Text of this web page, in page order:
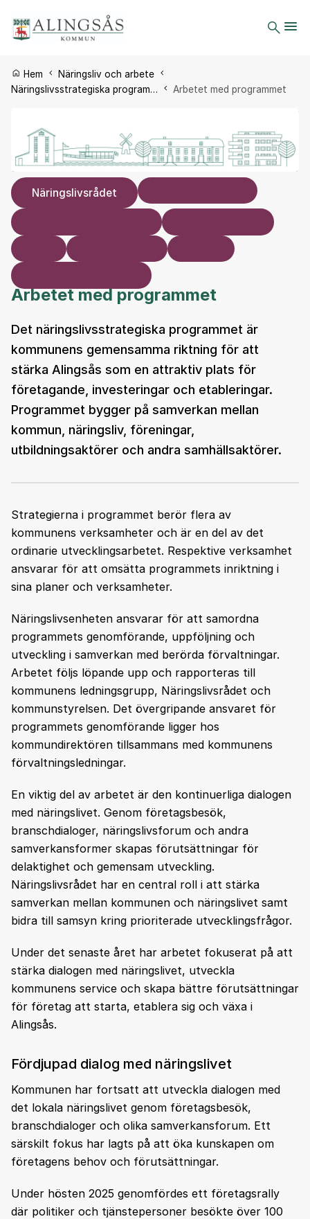
Du är här:
Hem
Näringsliv och arbete
Näringslivsstrategiska program…
Arbetet med programmet
Näringslivsrådet
Arbetet med programmet
Det näringslivsstrategiska programmet är
kommunens gemensamma riktning för att
stärka Alingsås som en attraktiv plats för
företagande, investeringar och etableringar.
Programmet bygger på samverkan mellan
kommun, näringsliv, föreningar,
utbildningsaktörer och andra samhällsaktörer.
Strategierna i programmet berör flera av
kommunens verksamheter och är en del av det
ordinarie utvecklingsarbetet. Respektive verksamhet
ansvarar för att omsätta programmets inriktning i
sina planer och verksamheter.
Näringslivsenheten ansvarar för att samordna
programmets genomförande, uppföljning och
utveckling i samverkan med berörda förvaltningar.
Arbetet följs löpande upp och rapporteras till
kommunens ledningsgrupp, Näringslivsrådet och
kommunstyrelsen. Det övergripande ansvaret för
programmets genomförande ligger hos
kommundirektören tillsammans med kommunens
förvaltningsledningar.
En viktig del av arbetet är den kontinuerliga dialogen
med näringslivet. Genom företagsbesök,
branschdialoger, näringslivsforum och andra
samverkansformer skapas förutsättningar för
delaktighet och gemensam utveckling.
Näringslivsrådet har en central roll i att stärka
samverkan mellan kommunen och näringslivet samt
bidra till samsyn kring prioriterade utvecklingsfrågor.
Under det senaste året har arbetet fokuserat på att
stärka dialogen med näringslivet, utveckla
kommunens service och skapa bättre förutsättningar
för företag att starta, etablera sig och växa i
Alingsås.
Fördjupad dialog med näringslivet
Kommunen har fortsatt att utveckla dialogen med
det lokala näringslivet genom företagsbesök,
branschdialoger och olika samverkansforum. Ett
särskilt fokus har lagts på att öka kunskapen om
företagens behov och förutsättningar.
Under hösten 2025 genomfördes ett företagsrally
där politiker och tjänstepersoner besökte över 100